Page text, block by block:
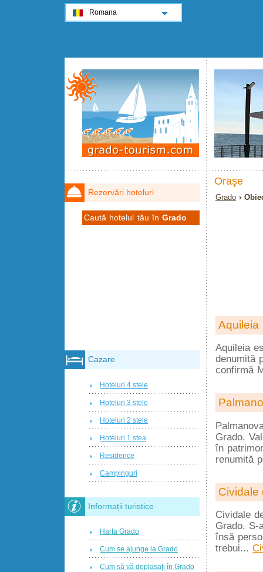
Oraşe
Grado ›
Aquileia
Aquileia
denumită
confirmă
Grado.
în
renumită
Cividale
Cividale
Grado. S-
însă
trebui...
Rezervări hoteluri
Caută hotelul tău înGrado
Cazare
Hoteluri 4 stele
Hoteluri 3 stele
Hoteluri 2 stele
Hoteluri 1 stea
Residence
Campinguri
Informații turistice
Harta Grado
Cum se ajunge la Grado
Cum să vă deplasaţi în Grado
Romana